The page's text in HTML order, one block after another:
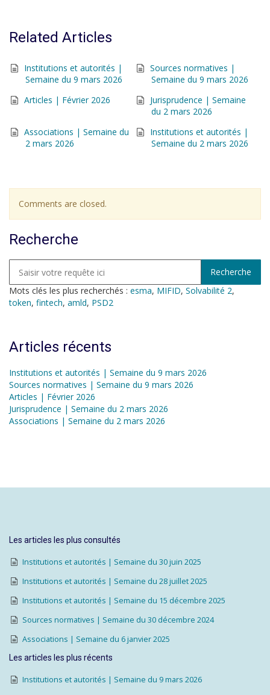
Related Articles
Institutions et autorités |
Semaine du 9 mars 2026
Sources normatives |
Semaine du 9 mars 2026
Articles | Février 2026
Jurisprudence | Semaine
du 2 mars 2026
Associations | Semaine du
2 mars 2026
Institutions et autorités |
Semaine du 2 mars 2026
Comments are closed.
Recherche
Mots clés les plus recherchés : esma, MIFID, Solvabilité 2,
token, fintech, amld, PSD2
Articles récents
Institutions et autorités | Semaine du 9 mars 2026
Sources normatives | Semaine du 9 mars 2026
Articles | Février 2026
Jurisprudence | Semaine du 2 mars 2026
Associations | Semaine du 2 mars 2026
Les articles les plus consultés
Institutions et autorités | Semaine du 30 juin 2025
Institutions et autorités | Semaine du 28 juillet 2025
Institutions et autorités | Semaine du 15 décembre 2025
Sources normatives | Semaine du 30 décembre 2024
Associations | Semaine du 6 janvier 2025
Les articles les plus récents
Institutions et autorités | Semaine du 9 mars 2026